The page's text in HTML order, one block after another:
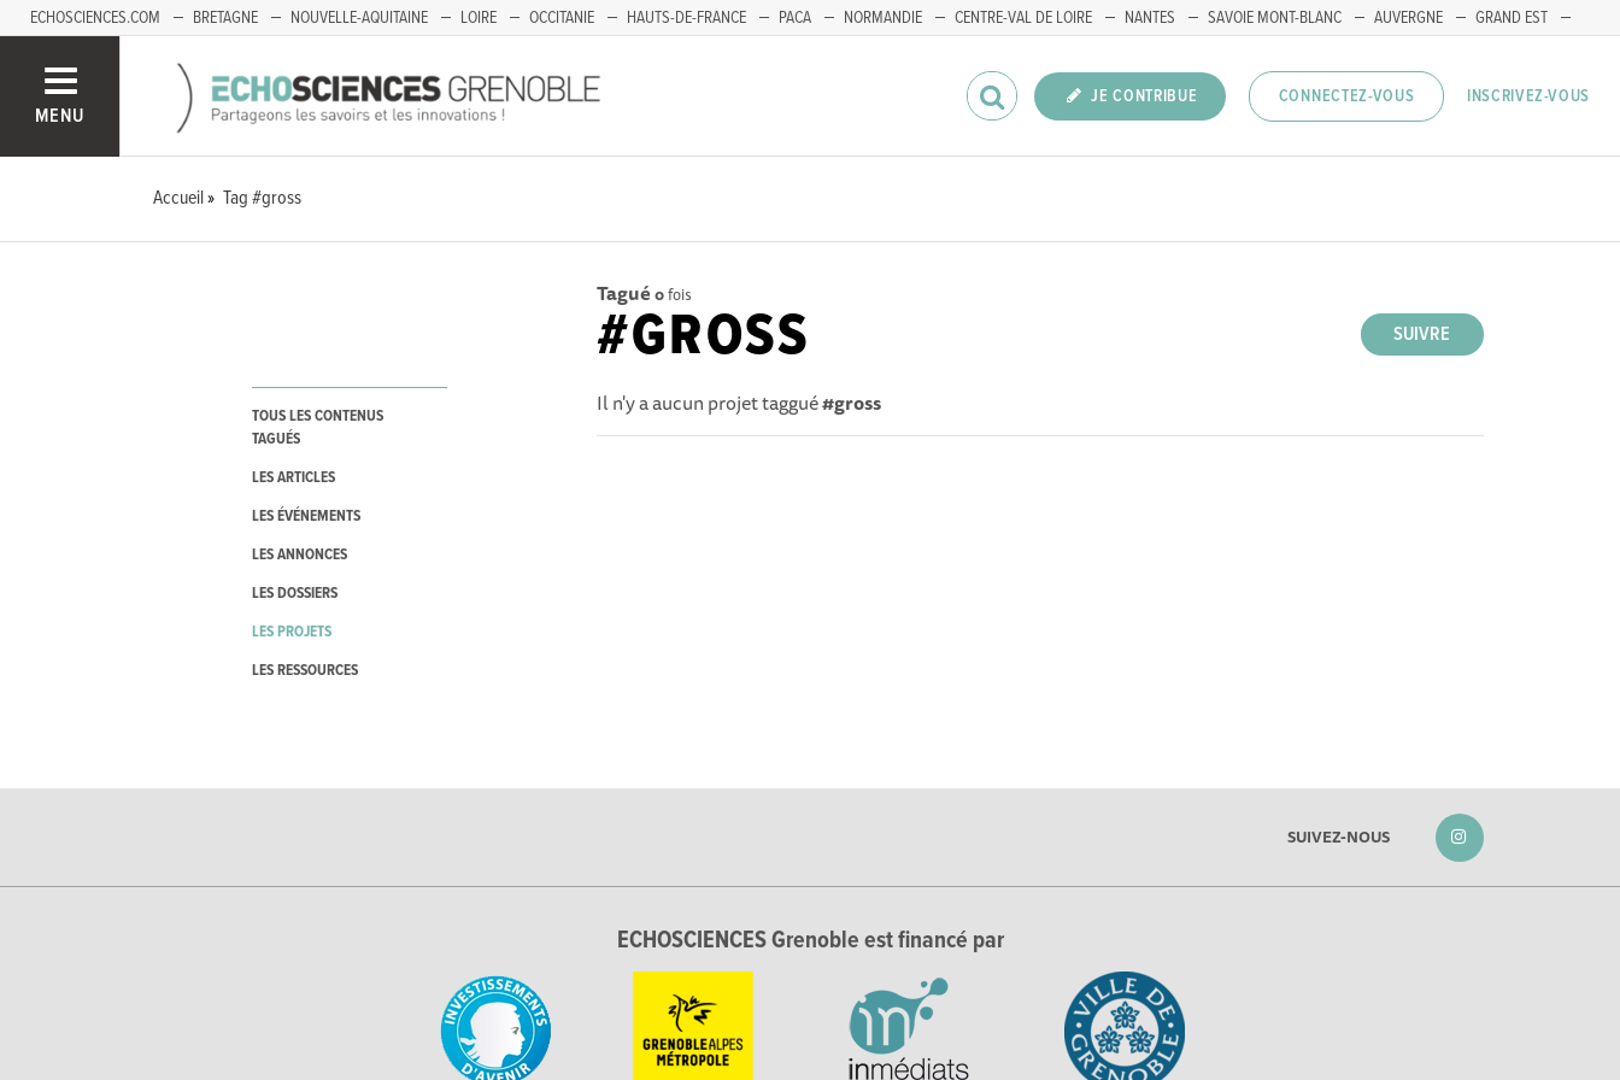
ECHOSCIENCES.COM BRETAGNE NOUVELLE-AQUITAINE LOIRE OCCITANIE HAUTS-DE-FRANCE PACA NORMANDIE CENTRE-VAL DE LOIRE NANTES SAVOIE MONT-BLANC AUVERGNE
GRAND EST
MENU
JE CONTRIBUE CONNECTEZ-VOUS INSCRIVEZ-VOUS
Accueil Tag #gross
TOUS LES CONTENUS
TAGUÉS
LES ARTICLES
LES ÉVÉNEMENTS
LES ANNONCES
LES DOSSIERS
LES PROJETS
LES RESSOURCES
Tagué 0fois
SUIVRE
#GROSS
Il n'y a aucun projet taggué#gross
SUIVEZ-NOUS
ECHOSCIENCES Grenoble est financé par